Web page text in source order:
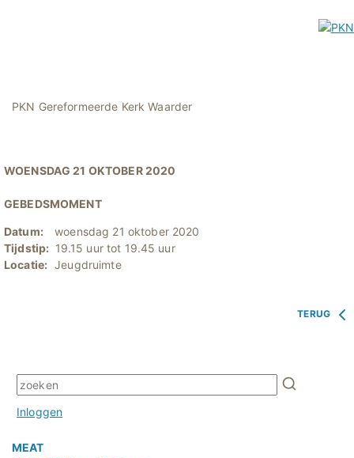
PKN Gereformeerde Kerk Waarder
WOENSDAG 21 OKTOBER 2020
GEBEDSMOMENT
Datum:
woensdag 21 oktober 2020
Tijdstip: 19.15 uur tot 19.45 uur
Locatie: Jeugdruimte
TERUG
Inloggen
MEAT